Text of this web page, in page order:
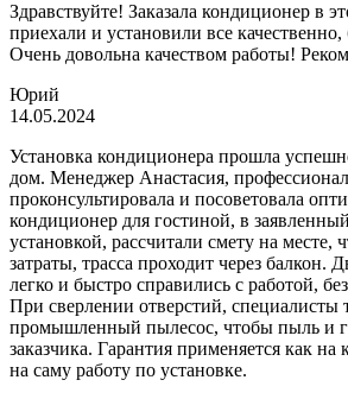
Здравствуйте! Заказала кондиционер в
приехали и установили все
Очень довольна качеством работы!
Юрий
14.05.2024
Установка кондиционера прошла
дом. Менеджер Анастасия,
проконсультировала и посоветовала
кондиционер для гостиной, в
установкой, рассчитали смету на месте,
затраты, трасса проходит через балкон.
легко и быстро справились с работой,
При сверлении отверстий, специалисты
промышленный пылесос, чтобы пыль и
заказчика. Гарантия применяется как на
на саму работу по установке.